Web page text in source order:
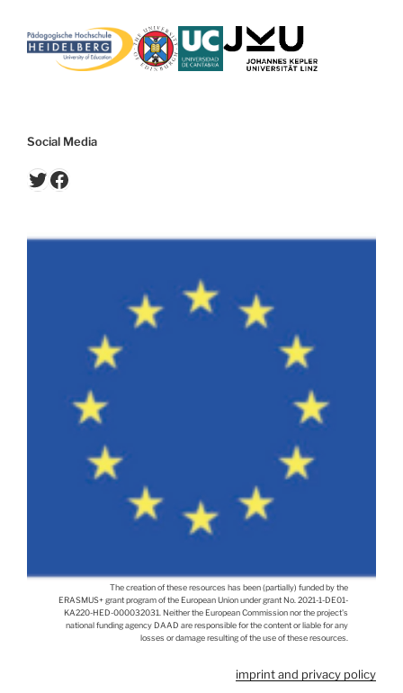
Social Media
Twitter
Facebook
The creation of these resources has been (partially) funded by the
ERASMUS+ grant program of the European Union under grant No. 2021-1-DE01-
KA220-HED-000032031. Neither the European Commission nor the project's
national funding agency DAAD are responsible for the content or liable for any
losses or damage resulting of the use of these resources.
imprint and privacy policy